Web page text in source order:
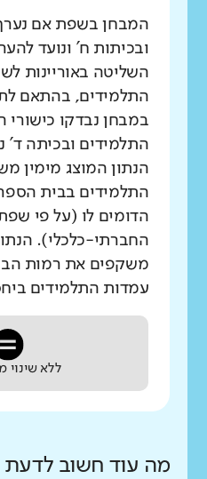
המבחן בשפת אם
ובכיתות ח' ונועד
השליטה באוריינות
התלמידים, בהתאם
במבחן נבדקו
התלמידים ובכיתה ד'
הנתון המוצג מימין
התלמידים בבית
הדומים לו (על פי
החברתי-כלכלי).
משקפים את רמות
עמדות התלמידים
ללא שינוי
מה עוד חשוב